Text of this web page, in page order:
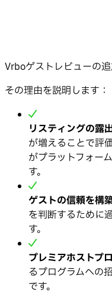
Vrboゲストレビューの
その理由を説明します：
リスティングの露
が増えることで評
がプラットフォー
す。
ゲストの信頼を構
を判断するために
す。
プレミアホストプ
るプログラムへの
です。